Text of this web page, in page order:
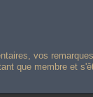
vos
que membre et